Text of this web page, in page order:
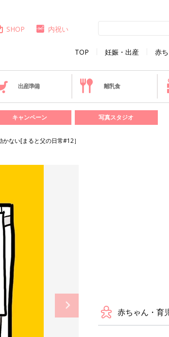
TOP 妊娠・出産 赤
SHOP 内祝い
出産準備 離乳食
キャンペーン 写真スタジオ
ない[まると父の日常#12］
赤ちゃん・育